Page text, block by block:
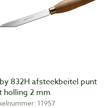
832H afsteekbeitel punt
holling 2 mm
11957